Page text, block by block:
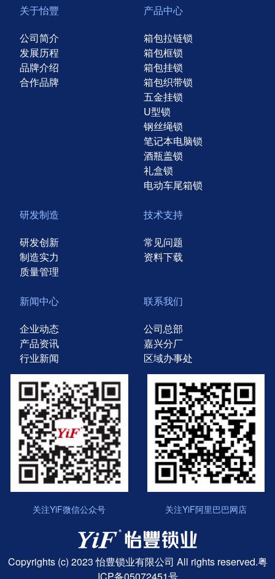
关于怡豐
公司简介
发展历程
品牌介绍
合作品牌
产品中心
箱包拉链锁
箱包框锁
箱包挂锁
箱包织带锁
五金挂锁
U型锁
钢丝绳锁
笔记本电脑锁
酒瓶盖锁
礼盒锁
电动车尾箱锁
研发制造
研发创新
制造实力
质量管理
技术支持
常见问题
资料下载
新闻中心
企业动态
产品资讯
行业新闻
联系我们
公司总部
嘉兴分厂
区域办事处
关注YiF微信公众号 关注YiF阿里巴巴网店
Copyrights (c) 2023 怡豊锁业有限公司 All rights reserved.粤
ICP备05072451号